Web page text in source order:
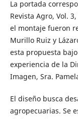
La portada
Revista Agro, Vol.
el montaje fueron
Murillo Ruiz y
esta propuesta
experiencia de la
Imagen, Sra.
El diseño busca
agropecuarias. Se